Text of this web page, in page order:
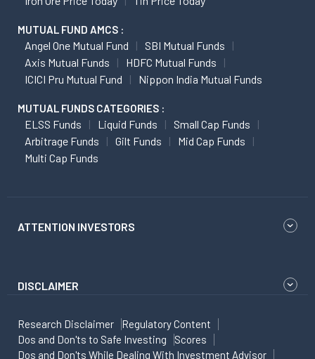
MUTUAL FUND AMCS :
Angel One Mutual Fund
SBI Mutual Funds
Axis Mutual Funds
HDFC Mutual Funds
ICICI Pru Mutual Fund
Nippon India Mutual Funds
MUTUAL FUNDS CATEGORIES :
ELSS Funds Liquid Funds
Small Cap Funds
Arbitrage Funds
Gilt Funds
Mid Cap Funds
Multi Cap Funds
ATTENTION INVESTORS
DISCLAIMER
Research Disclaimer
Regulatory Content
Dos and Don'ts to Safe Investing
Scores
Dos and Don'ts While Dealing With Investment Advisor